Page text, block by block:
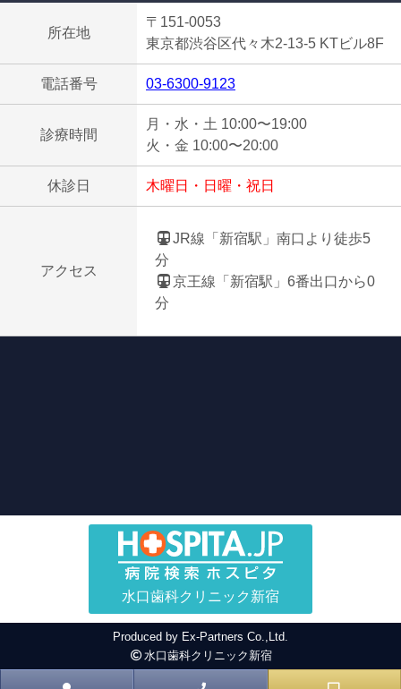
所在地
〒151-0053
東京都渋谷区代々木2-13-5 KTビル8F
電話番号 03-6300-9123
診療時間
月・水・土 10:00〜19:00
火・金 10:00〜20:00
休診日 木曜日・日曜・祝日
アクセス
JR線「新宿駅」南口より徒歩5
分
京王線「新宿駅」6番出口から0
分
水口歯科クリニック新宿
Produced by Ex-Partners Co.,Ltd.
水口歯科クリニック新宿